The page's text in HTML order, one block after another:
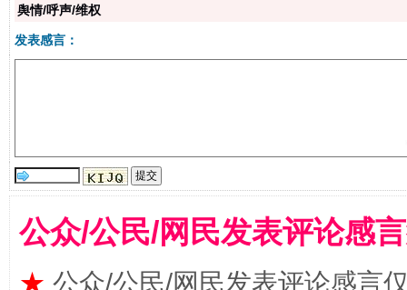
舆情/呼声/维权
发表感言：
公众/公民/网民发表评论感
★ 公众/公民/网民发表评论感言